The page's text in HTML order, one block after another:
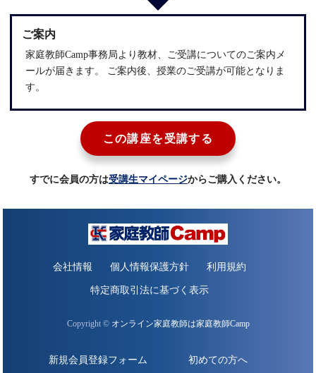
ご案内
家庭教師Camp事務局より教材、ご受講についてのご案内メ
ールが届きます。 ご案内後、授業のご受講が可能となりま
す。
この講座を受講する
すでに会員の方は受講生マイページからご購入ください。
会社情報 個人情報保護方針 利用規約
特定商取引法に基づく表示
Copyright © オンライン家庭教師は家庭教師Camp
新規会員登録フォーム 初めての方へ